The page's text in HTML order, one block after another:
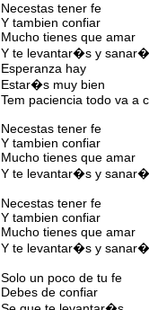
Necestas tener fe
Y tambien confiar
Mucho tienes que amar
Y te levantar�s y
Esperanza hay
Estar�s muy bien
Tem paciencia todo va a
Necestas tener fe
Y tambien confiar
Mucho tienes que amar
Y te levantar�s y
Necestas tener fe
Y tambien confiar
Mucho tienes que amar
Y te levantar�s y
Solo un poco de tu fe
Debes de confiar